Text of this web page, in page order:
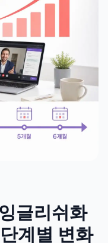
글리쉬화
계별 변화